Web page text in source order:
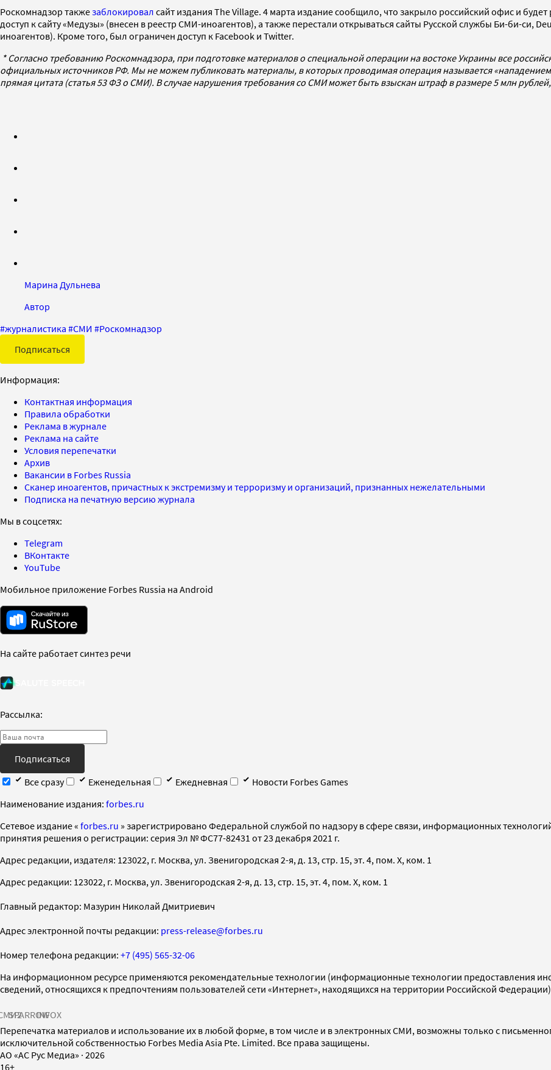
Роскомнадзор такжезаблокировал сайт издания The Village. 4 марта издание сообщило, что закрыло российский офис и
доступ к сайту «Медузы» (внесен в реестр СМИ-иноагентов), а также перестали открываться сайты Русской службы Би-би-си,
иноагентов). Кроме того, был ограничен доступ к Facebook и Twitter.
* Согласно требованию Роскомнадзора, при подготовке материалов о специальной операции на востоке Украины все
официальных источников РФ. Мы не можем публиковать материалы, в которых проводимая операция называется
прямая цитата (статья 53 ФЗ о СМИ). В случае нарушения требования со СМИ может быть взыскан штраф в размере 5 млн
Марина Дульнева
Автор
#журналистика #СМИ #Роскомнадзор
Подписаться
Информация:
Контактная информация
Правила обработки
Реклама в журнале
Реклама на сайте
Условия перепечатки
Архив
Вакансии в Forbes Russia
Сканер иноагентов, причастных к экстремизму и терроризму и организаций, признанных нежелательными
Подписка на печатную версию журнала
Мы в соцсетях:
Telegram
ВКонтакте
YouTube
Мобильное приложение Forbes Russia на Android
На сайте работает синтез речи
Рассылка:
Подписаться
Все сразу
Еженедельная Ежедневная
Новости Forbes Games
Наименование издания: forbes.ru
Cетевое издание « forbes.ru » зарегистрировано Федеральной службой по надзору в сфере связи, информационных
принятия решения о регистрации: серия Эл № ФС77-82431 от 23 декабря 2021 г.
Адрес редакции, издателя: 123022, г. Москва, ул. Звенигородская 2-я, д. 13, стр. 15, эт. 4, пом. X, ком. 1
Адрес редакции: 123022, г. Москва, ул. Звенигородская 2-я, д. 13, стр. 15, эт. 4, пом. X, ком. 1
Главный редактор: Мазурин Николай Дмитриевич
Адрес электронной почты редакции: press-release@forbes.ru
Номер телефона редакции: +7 (495) 565-32-06
На информационном ресурсе применяются рекомендательные технологии (информационные технологии предоставления
сведений, относящихся к предпочтениям пользователей сети «Интернет», находящихся на территории Российской Федерации)
SPARROWINFOX
Перепечатка материалов и использование их в любой форме, в том числе и в электронных СМИ, возможны только с
исключительной собственностью Forbes Media Asia Pte. Limited. Все права защищены.
AO «АС Рус Медиа» · 2026
16+